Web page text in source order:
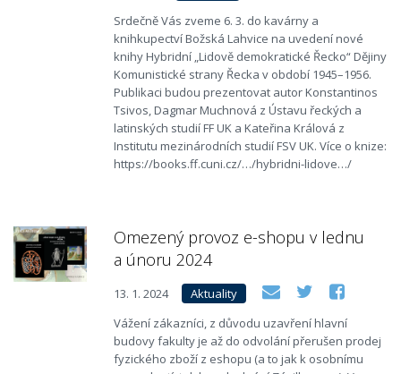
Srdečně Vás zveme 6. 3. do kavárny a
knihkupectví Božská Lahvice na uvedení nové
knihy Hybridní „Lidově demokratické Řecko“ Dějiny
Komunistické strany Řecka v období 1945–1956.
Publikaci budou prezentovat autor Konstantinos
Tsivos, Dagmar Muchnová z Ústavu řeckých a
latinských studií FF UK a Kateřina Králová z
Institutu mezinárodních studií FSV UK. Více o knize:
https://books.ff.cuni.cz/…/hybridni-lidove…/
Omezený provoz e-shopu v lednu
a únoru 2024
13. 1. 2024
Aktuality
Vážení zákazníci, z důvodu uzavření hlavní
budovy fakulty je až do odvolání přerušen prodej
fyzického zboží z eshopu (a to jak k osobnímu